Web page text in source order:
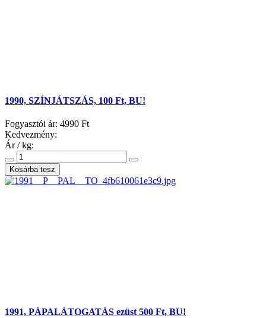
1990, SZÍNJÁTSZÁS, 100 Ft, BU!
Fogyasztói ár: 4990 Ft
Kedvezmény:
Ár / kg:
1991, PÁPALÁTOGATÁS ezüst 500 Ft, BU!